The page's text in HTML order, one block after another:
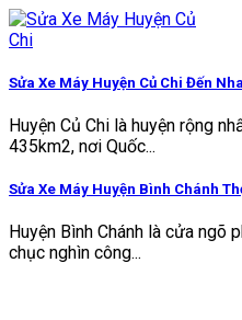
Sửa Xe Máy Huyện Củ Chi Đến
Huyện Củ Chi là huyện rộng
435km2, nơi Quốc...
Sửa Xe Máy Huyện Bình Chánh
Huyện Bình Chánh là cửa ngõ
chục nghìn công...